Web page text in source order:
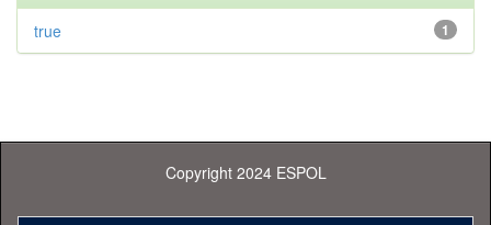
1
true
Copyright 2024 ESPOL